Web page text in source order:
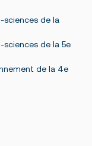
sciences de la
de la 5e
de la 4e